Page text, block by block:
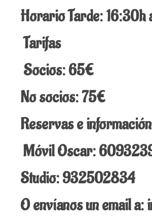
Horario Tarde: 16:30h
Tarifas
Socios: 65€
No socios: 75€
Reservas e
Móvil Oscar:
Studio: 932502834
O envíanos un email